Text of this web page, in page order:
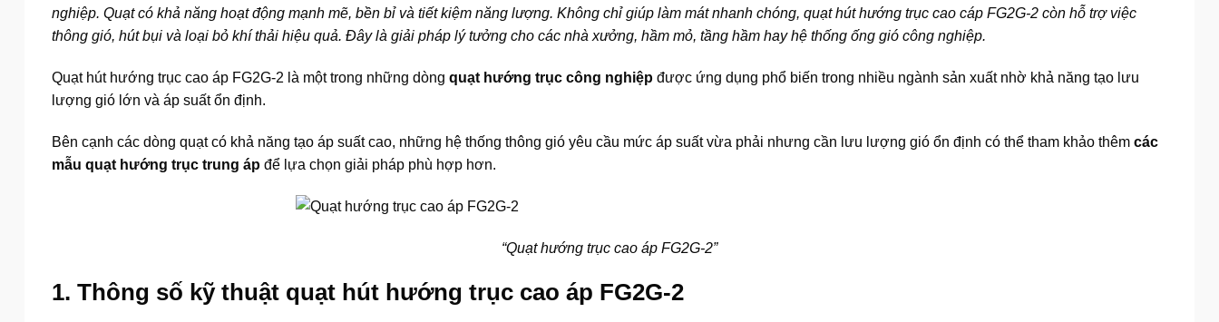
nghiệp. Quạt có khả năng hoạt động mạnh mẽ, bền bỉ và tiết kiệm năng lượng. Không chỉ giúp làm mát nhanh chóng, quạt hút hướng trục cao cáp FG2G-2 còn hỗ trợ việc
thông gió, hút bụi và loại bỏ khí thải hiệu quả. Đây là giải pháp lý tưởng cho các nhà xưởng, hầm mỏ, tầng hầm hay hệ thống ống gió công nghiệp.
Quạt hút hướng trục cao áp FG2G-2 là một trong những dòng quạt hướng trục công nghiệp được ứng dụng phổ biến trong nhiều ngành sản xuất nhờ khả năng tạo lưu
lượng gió lớn và áp suất ổn định.
Bên cạnh các dòng quạt có khả năng tạo áp suất cao, những hệ thống thông gió yêu cầu mức áp suất vừa phải nhưng cần lưu lượng gió ổn định có thể tham khảo thêm các
mẫu quạt hướng trục trung áp để lựa chọn giải pháp phù hợp hơn.
“Quạt hướng trục cao áp FG2G-2”
1. Thông số kỹ thuật quạt hút hướng trục cao áp FG2G-2